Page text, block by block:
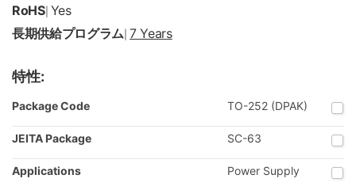
RoHS| Yes
長期供給プログラム 7 Years
特性:
Package Code TO-252 (DPAK)
JEITA Package SC-63
Applications Power Supply